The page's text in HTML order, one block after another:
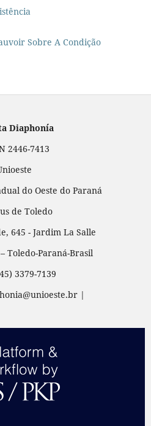
Sobre A Condição
Diaphonía
2446-7413
do Oeste do Paraná
de Toledo
645 - Jardim La Salle
Toledo-Paraná-Brasil
3379-7139
|